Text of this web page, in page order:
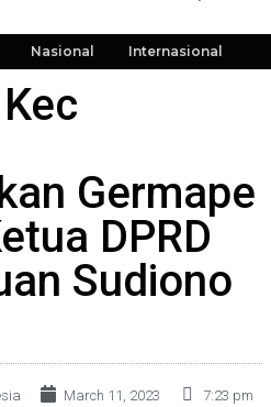
Nasional Internasional
Germape
DPRD
Sudiono
March 11, 2023
7:23 pm